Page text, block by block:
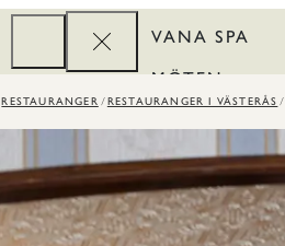
VANA SPA
MÖTEN
REWARDS
RESTAURANGER RESTAURANGER I VÄSTERÅS